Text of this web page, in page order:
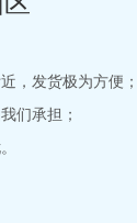
，发货极为方便；
们承担；